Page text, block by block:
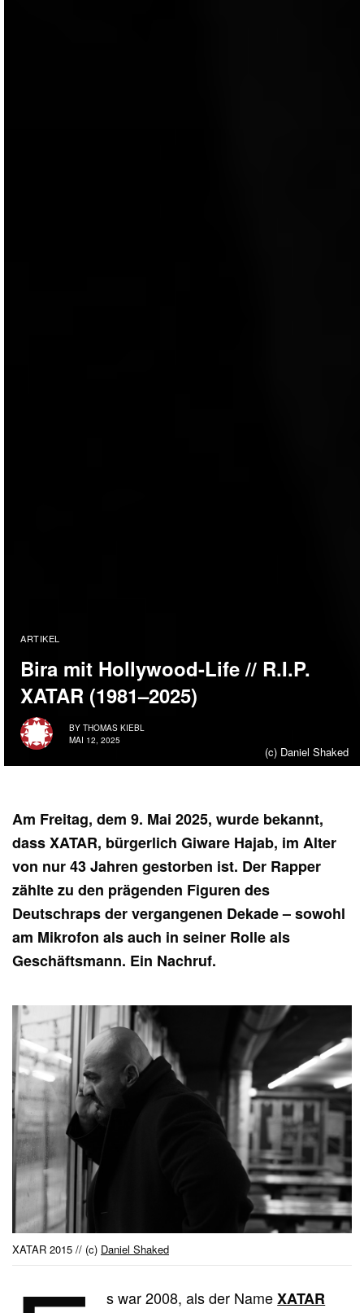
ARTIKEL
Bira mit Hollywood-Life // R.I.P.
XATAR (1981–2025)
BY THOMAS KIEBL
MAI 12, 2025
(c) Daniel Shaked
Am Freitag, dem 9. Mai 2025, wurde bekannt,
dass XATAR, bürgerlich Giware Hajab, im Alter
von nur 43 Jahren gestorben ist. Der Rapper
zählte zu den prägenden Figuren des
Deutschraps der vergangenen Dekade – sowohl
am Mikrofon als auch in seiner Rolle als
Geschäftsmann. Ein Nachruf.
XATAR 2015 // (c) Daniel Shaked
s war 2008, als der NameXATAR